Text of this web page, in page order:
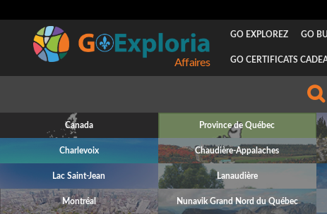
Affaires
GO EXPLOREZ GO
GO CERTIFICATS
Canada Province de Québec
Charlevoix Chaudière-Appalaches
Lac Saint-Jean Lanaudière
Montréal Nunavik Grand Nord du Québec